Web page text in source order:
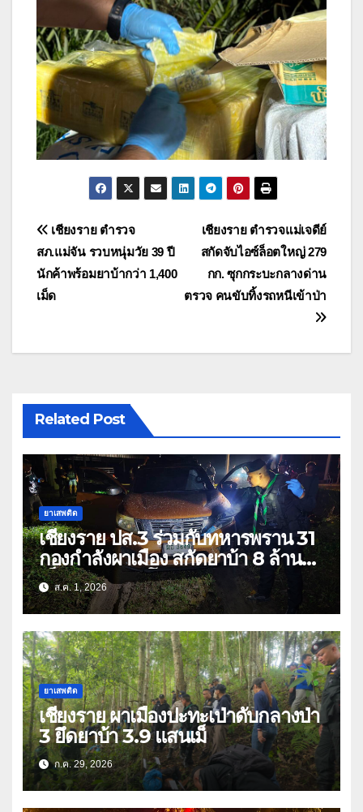
แนะแนว
เรื่อง
เชียงราย ตำรวจแม่เจดีย์
สกัดจับไอซ์ล็อตใหญ่ 279
กก. ซุกกระบะกลางด่าน
ตรวจ คนขับทิ้งรถหนีเข้าป่า
เชียงราย ตำรวจ
สภ.แม่จัน รวบหนุ่มวัย 39 ปี
นักค้าพร้อมยาบ้ากว่า 1,400
เม็ด
Related Post
ยาเสพติด
เชียงราย ปส.3 ร่วมกับทหารพราน 31
กองกำลังผาเมือง สกัดยาบ้า 8 ล้าน
เม็ด เครือข่าย โล่ง แซ่ลี
ส.ค. 1, 2026
ยาเสพติด
เชียงราย ผาเมืองปะทะเป่าดับกลางป่า
3 ยึดยาบ้า 3.9 แสนเม็
ก.ค. 29, 2026